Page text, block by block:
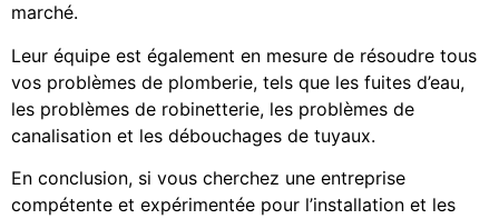
marché.
Leur équipe est également en mesure de résoudre tous
vos problèmes de plomberie, tels que les fuites d’eau,
les problèmes de robinetterie, les problèmes de
canalisation et les débouchages de tuyaux.
En conclusion, si vous cherchez une entreprise
compétente et expérimentée pour l’installation et les